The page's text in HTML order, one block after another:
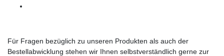
Für Fragen bezüglich zu unseren Produkten als auch der
Bestellabwicklung stehen wir Ihnen selbstverständlich gerne zur